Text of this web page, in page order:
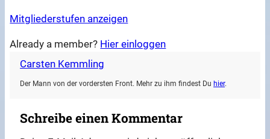
Mitgliederstufen anzeigen
Already a member? Hier einloggen
Carsten Kemmling
Der Mann von der vordersten Front. Mehr zu ihm findest Duhier.
Schreibe einen Kommentar